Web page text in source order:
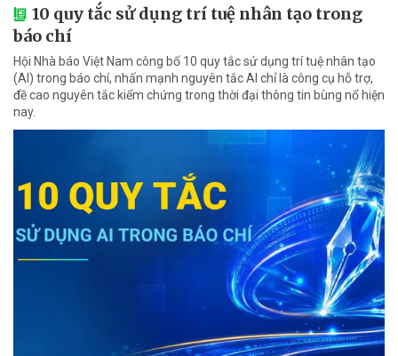
10 quy tắc sử dụng trí tuệ nhân tạo trong
báo chí
Hội Nhà báo Việt Nam công bố 10 quy tắc sử dụng trí tuệ nhân tạo
(AI) trong báo chí, nhấn mạnh nguyên tắc AI chỉ là công cụ hỗ trợ,
đề cao nguyên tắc kiểm chứng trong thời đại thông tin bùng nổ hiện
nay.